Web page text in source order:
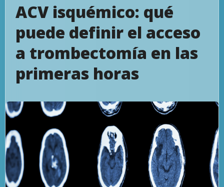
ACV isquémico: qué
puede definir el acceso
a trombectomía en las
primeras horas